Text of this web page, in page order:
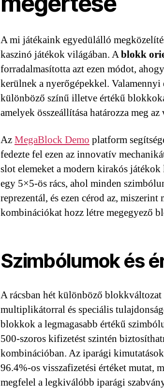
A mi játékaink egyedülálló
kaszinó játékok világában. Ablokk
forradalmasította azt ezen módot,
kerülnek a nyerőgépekkel. Valamennyi
különböző színű illetve értékű
amelyek összeállítása határozza meg
Az MegaBlock Demo platform
fedezte fel ezen az innovatív
slot elemeket a modern kirakós
egy 5×5-ös rács, ahol minden
reprezentál, és ezen cérod az, miszerint
kombinációkat hozz létre megegyező
Szimbólumok és
A rácsban hét különböző
multiplikátorral és speciális
blokkok a legmagasabb értékű
500-szoros kifizetést szintén
kombinációban. Az iparági
96.4%-os visszafizetési értéket mutat,
megfelel a legkiválóbb iparági